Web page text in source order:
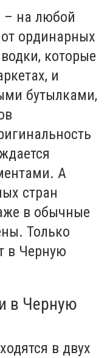
– на любой
ординарных
которые
и
бутылками,
А
стран
в обычные
Только
в Черную
в Черную
в двух